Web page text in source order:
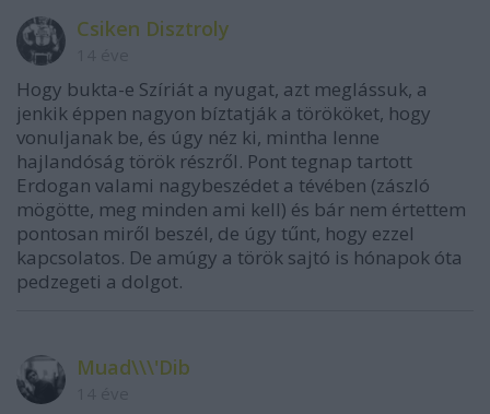
Csiken Disztroly
Hogy bukta-e Szíriát a nyugat, azt meglássuk, a
jenkik éppen nagyon bíztatják a törököket, hogy
vonuljanak be, és úgy néz ki, mintha lenne
hajlandóság török részről. Pont tegnap tartott
Erdogan valami nagybeszédet a tévében (zászló
mögötte, meg minden ami kell) és bár nem értettem
pontosan miről beszél, de úgy tűnt, hogy ezzel
kapcsolatos. De amúgy a török sajtó is hónapok óta
pedzegeti a dolgot.
Muad\\\'Dib